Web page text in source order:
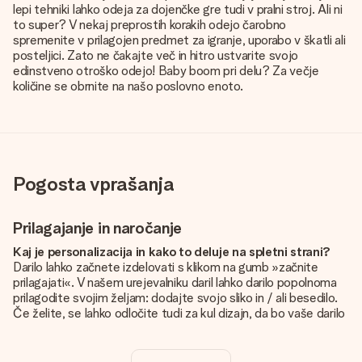
lepi tehniki lahko odeja za dojenčke gre tudi v pralni stroj. Ali ni
to super? V nekaj preprostih korakih odejo čarobno
spremenite v prilagojen predmet za igranje, uporabo v škatli ali
posteljici. Zato ne čakajte več in hitro ustvarite svojo
edinstveno otroško odejo! Baby boom pri delu? Za večje
količine se obrnite na našo poslovno enoto.
Pogosta vprašanja
Prilagajanje in naročanje
Kaj je personalizacija in kako to deluje na spletni strani?
Darilo lahko začnete izdelovati s klikom na gumb »začnite
prilagajati«. V našem urejevalniku daril lahko darilo popolnoma
prilagodite svojim željam: dodajte svojo sliko in / ali besedilo.
Če želite, se lahko odločite tudi za kul dizajn, da bo vaše darilo